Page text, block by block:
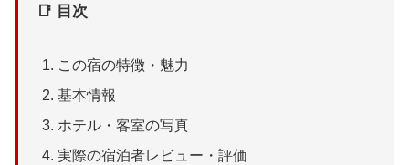
📑 目次
この宿の特徴・魅力
基本情報
ホテル・客室の写真
実際の宿泊者レビュー・評価